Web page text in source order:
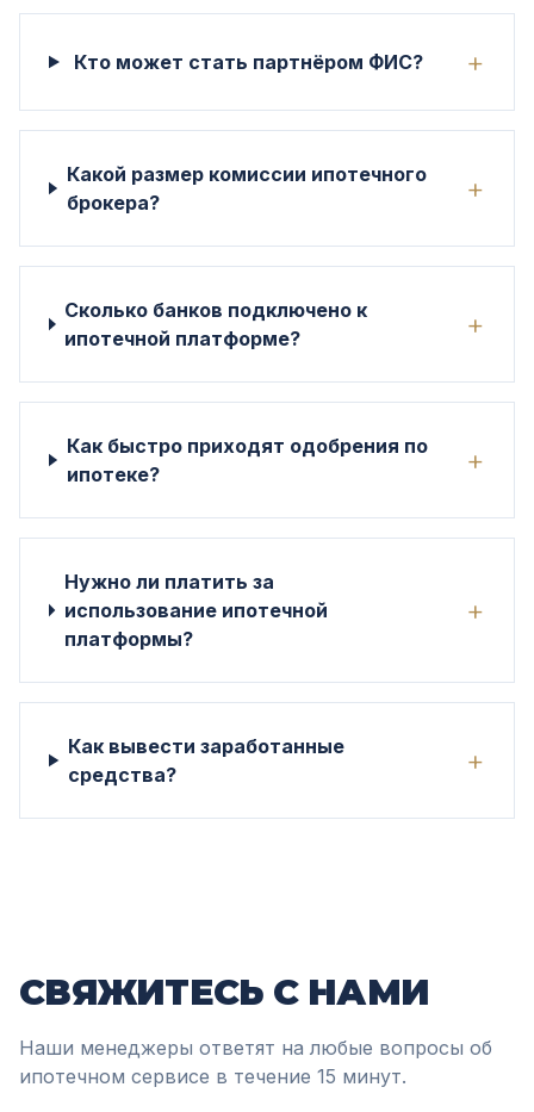
Кто может стать партнёром ФИС? +
Какой размер комиссии ипотечного
брокера?
+
Сколько банков подключено к
ипотечной платформе?
+
Как быстро приходят одобрения по
ипотеке?
+
Нужно ли платить за
использование ипотечной
платформы?
+
Как вывести заработанные
средства?
+
СВЯЖИТЕСЬС НАМИ
Наши менеджеры ответят на любые вопросы об
ипотечном сервисе в течение 15 минут.